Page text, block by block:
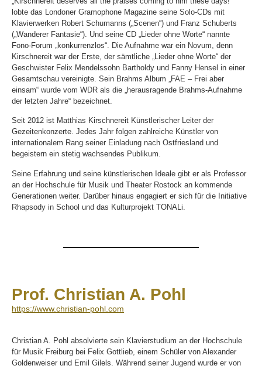
lobte das Londoner Gramophone Magazine seine Solo-CDs mit
Klavierwerken Robert Schumanns („Scenen“) und Franz Schuberts
(„Wanderer Fantasie“). Und seine CD „Lieder ohne Worte“ nannte
Fono-Forum „konkurrenzlos“. Die Aufnahme war ein Novum, denn
Kirschnereit war der Erste, der sämtliche „Lieder ohne Worte“ der
Geschwister Felix Mendelssohn Bartholdy und Fanny Hensel in einer
Gesamtschau vereinigte. Sein Brahms Album „FAE – Frei aber
einsam“ wurde vom WDR als die „herausragende Brahms-Aufnahme
der letzten Jahre“ bezeichnet.
Seit 2012 ist Matthias Kirschnereit Künstlerischer Leiter der
Gezeitenkonzerte. Jedes Jahr folgen zahlreiche Künstler von
internationalem Rang seiner Einladung nach Ostfriesland und
begeistern ein stetig wachsendes Publikum.
Seine Erfahrung und seine künstlerischen Ideale gibt er als Professor
an der Hochschule für Musik und Theater Rostock an kommende
Generationen weiter. Darüber hinaus engagiert er sich für die Initiative
Rhapsody in School und das Kulturprojekt TONALi.
Prof. Christian A. Pohl
https://www.christian-pohl.com
Christian A. Pohl absolvierte sein Klavierstudium an der Hochschule
für Musik Freiburg bei Felix Gottlieb, einem Schüler von Alexander
Goldenweiser und Emil Gilels. Während seiner Jugend wurde er von